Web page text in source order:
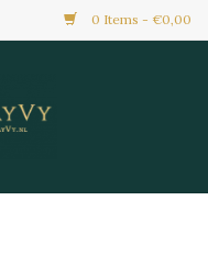
0 Items - €0,00